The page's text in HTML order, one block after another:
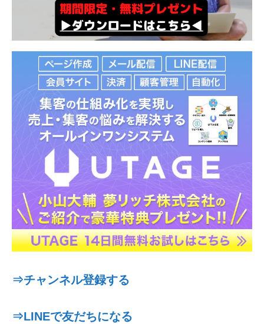
⇒チャンネル登録する
⇒LINEで友だちになる